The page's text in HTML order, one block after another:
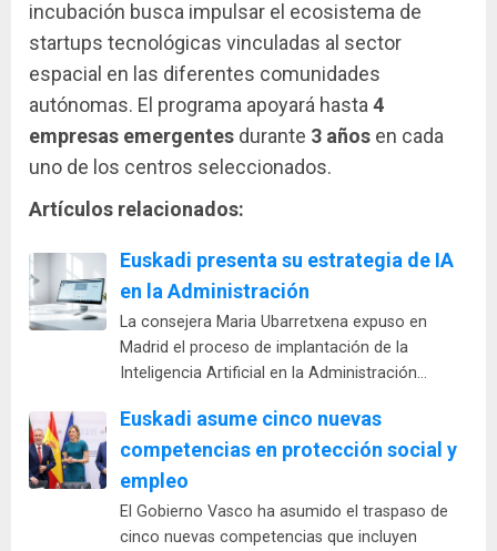
incubación busca impulsar el ecosistema de
startups tecnológicas vinculadas al sector
espacial en las diferentes comunidades
autónomas. El programa apoyará hasta 4
empresas emergentes durante 3 años en cada
uno de los centros seleccionados.
Artículos relacionados:
Euskadi presenta su estrategia de IA
en la Administración
La consejera Maria Ubarretxena expuso en
Madrid el proceso de implantación de la
Inteligencia Artificial en la Administración…
Euskadi asume cinco nuevas
competencias en protección social y
empleo
El Gobierno Vasco ha asumido el traspaso de
cinco nuevas competencias que incluyen